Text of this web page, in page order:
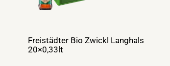
Freistädter Bio Zwickl Langhals
20×0,33lt